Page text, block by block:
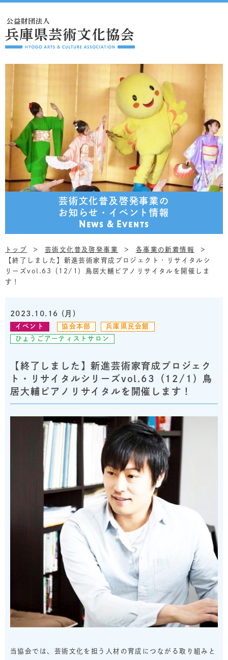
芸術文化普及啓発事業の
お知らせ・イベント情報
News & Events
トップ 芸術文化普及啓発事業
各事業の新着情報
【終了しました】新進芸術家育成プロジェクト・リサイタルシ
リーズvol.63（12/1）鳥居大輔ピアノリサイタルを開催しま
す！
2023.10.16 (月)
イベント 協会本部
兵庫県民会館
ひょうごアーティストサロン
【終了しました】新進芸術家育成プロジェク
ト・リサイタルシリーズvol.63（12/1）鳥
居大輔ピアノリサイタルを開催します！
当協会では、芸術文化を担う人材の育成につながる取り組みと